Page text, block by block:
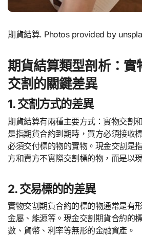
期貨結算. Photos provided by
期貨結算類型剖析：實
交割的關鍵差異
1. 交割方式的差異
期貨結算有兩種主要方式：實物交割
是指期貨合約到期時，買方必須接收
必須交付標的物的實物。現金交割是
方和賣方不實際交割標的物，而是以
2. 交易標的的差異
實物交割期貨合約的標的物通常是有
金屬、能源等。現金交割期貨合約的
數、貨幣、利率等無形的金融資產。